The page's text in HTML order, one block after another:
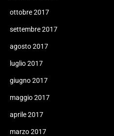
ottobre 2017
settembre 2017
agosto 2017
luglio 2017
giugno 2017
maggio 2017
aprile 2017
marzo 2017